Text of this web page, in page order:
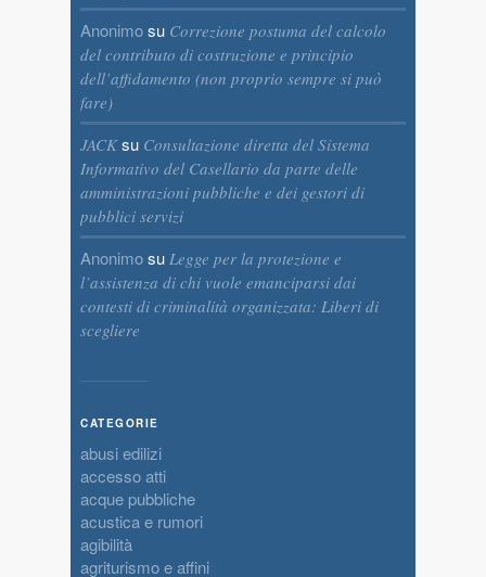
Anonimosu Correzione postuma del calcolo
del contributo di costruzione e principio
dell’affidamento (non proprio sempre si può
fare)
JACKsu Consultazione diretta del Sistema
Informativo del Casellario da parte delle
amministrazioni pubbliche e dei gestori di
pubblici servizi
Anonimosu Legge per la protezione e
l’assistenza di chi vuole emanciparsi dai
contesti di criminalità organizzata: Liberi di
scegliere
CATEGORIE
abusi edilizi
accesso atti
acque pubbliche
acustica e rumori
agibilità
agriturismo e affini